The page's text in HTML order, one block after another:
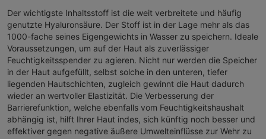
Der wichtigste Inhaltsstoff ist die weit verbreitete und häufig
genutzte Hyaluronsäure. Der Stoff ist in der Lage mehr als das
1000-fache seines Eigengewichts in Wasser zu speichern. Ideale
Voraussetzungen, um auf der Haut als zuverlässiger
Feuchtigkeitsspender zu agieren. Nicht nur werden die Speicher
in der Haut aufgefüllt, selbst solche in den unteren, tiefer
liegenden Hautschichten, zugleich gewinnt die Haut dadurch
wieder an wertvoller Elastizität. Die Verbesserung der
Barrierefunktion, welche ebenfalls vom Feuchtigkeitshaushalt
abhängig ist, hilft Ihrer Haut indes, sich künftig noch besser und
effektiver gegen negative äußere Umwelteinflüsse zur Wehr zu